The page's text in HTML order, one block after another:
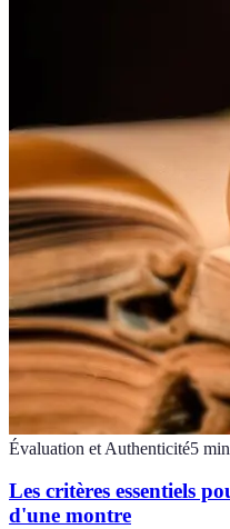
Évaluation et Authenticité5 min
Les critères essentiels
d'une montre